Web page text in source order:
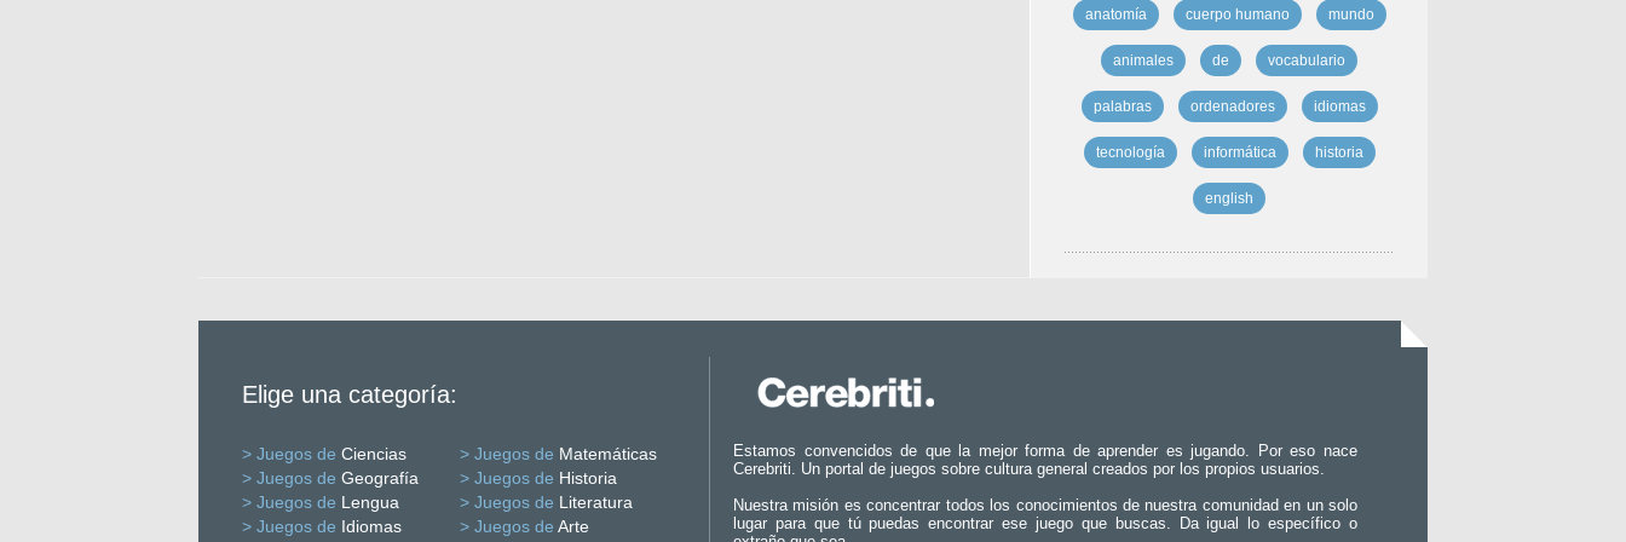
anatomía cuerpo humano mundo
animales de vocabulario
palabras ordenadores idiomas
tecnología informática historia
english
Elige una categoría:
> Juegos de Ciencias > Juegos de Matemáticas
> Juegos de Geografía > Juegos de Historia
> Juegos de Lengua > Juegos de Literatura
> Juegos de Idiomas > Juegos de Arte
Estamos convencidos de que la mejor forma de aprender es jugando. Por eso nace
Cerebriti. Un portal de juegos sobre cultura general creados por los propios usuarios.
Nuestra misión es concentrar todos los conocimientos de nuestra comunidad en un solo
lugar para que tú puedas encontrar ese juego que buscas. Da igual lo específico o